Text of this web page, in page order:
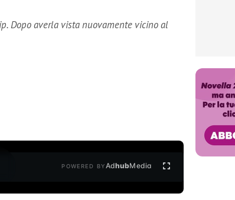
Dopo averla vista nuovamente vicino al
POWERED BYAdhubMedia